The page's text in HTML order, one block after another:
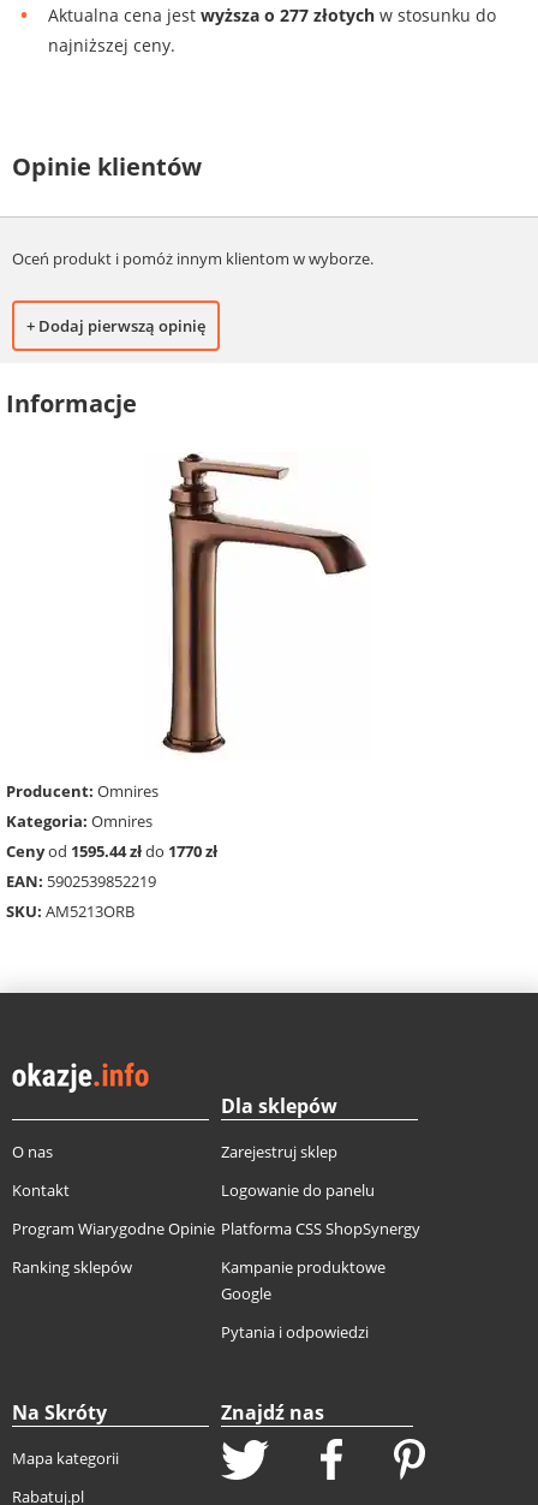
Aktualna cena jest wyższa o 277 złotych w stosunku do
najniższej ceny.
Opinie klientów
Oceń produkt i pomóż innym klientom w wyborze.
+ Dodaj pierwszą opinię
Informacje
Producent: Omnires
Kategoria: Omnires
Cenyod 1595.44 złdo 1770 zł
EAN: 5902539852219
SKU: AM5213ORB
O nas
Kontakt
Program Wiarygodne Opinie
Ranking sklepów
Dla sklepów
Zarejestruj sklep
Logowanie do panelu
Platforma CSS ShopSynergy
Kampanie produktowe
Google
Pytania i odpowiedzi
Na Skróty
Mapa kategorii
Rabatuj.pl
Znajdź nas